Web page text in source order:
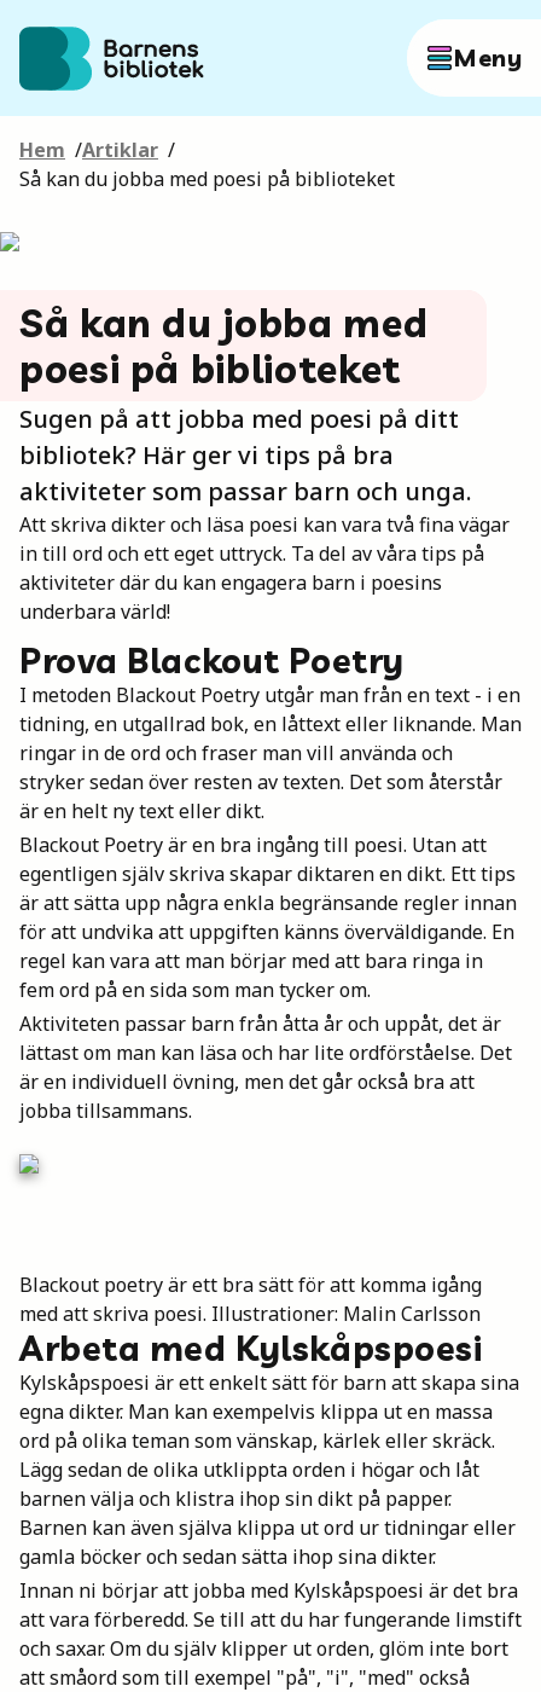
Hoppa till innehållet
Meny
Författare
Hitta mer
Sök
Mina böcker
Vuxen
Utskrifter
Hem /Artiklar /
Så kan du jobba med poesi på biblioteket
Så kan du jobba med
poesi på biblioteket
Sugen på att jobba med poesi på ditt
bibliotek? Här ger vi tips på bra
aktiviteter som passar barn och unga.
Att skriva dikter och läsa poesi kan vara två fina vägar
in till ord och ett eget uttryck. Ta del av våra tips på
aktiviteter där du kan engagera barn i poesins
underbara värld!
Prova Blackout Poetry
I metoden Blackout Poetry utgår man från en text - i en
tidning, en utgallrad bok, en låttext eller liknande. Man
ringar in de ord och fraser man vill använda och
stryker sedan över resten av texten. Det som återstår
är en helt ny text eller dikt.
Blackout Poetry är en bra ingång till poesi. Utan att
egentligen själv skriva skapar diktaren en dikt. Ett tips
är att sätta upp några enkla begränsande regler innan
för att undvika att uppgiften känns överväldigande. En
regel kan vara att man börjar med att bara ringa in
fem ord på en sida som man tycker om.
Aktiviteten passar barn från åtta år och uppåt, det är
lättast om man kan läsa och har lite ordförståelse. Det
är en individuell övning, men det går också bra att
jobba tillsammans.
Blackout poetry är ett bra sätt för att komma igång
med att skriva poesi. Illustrationer: Malin Carlsson
Arbeta med Kylskåpspoesi
Kylskåpspoesi är ett enkelt sätt för barn att skapa sina
egna dikter. Man kan exempelvis klippa ut en massa
ord på olika teman som vänskap, kärlek eller skräck.
Lägg sedan de olika utklippta orden i högar och låt
barnen välja och klistra ihop sin dikt på papper.
Barnen kan även själva klippa ut ord ur tidningar eller
gamla böcker och sedan sätta ihop sina dikter.
Innan ni börjar att jobba med Kylskåpspoesi är det bra
att vara förberedd. Se till att du har fungerande limstift
och saxar. Om du själv klipper ut orden, glöm inte bort
att småord som till exempel "på", "i", "med" också